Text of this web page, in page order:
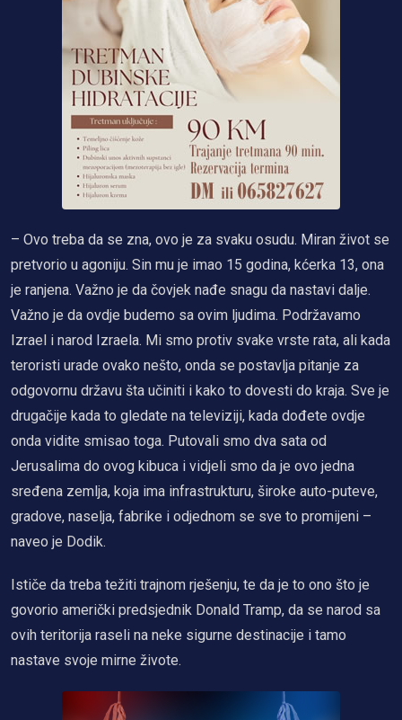
– Ovo treba da se zna, ovo je za svaku osudu. Miran život se
pretvorio u agoniju. Sin mu je imao 15 godina, kćerka 13, ona
je ranjena. Važno je da čovjek nađe snagu da nastavi dalje.
Važno je da ovdje budemo sa ovim ljudima. Podržavamo
Izrael i narod Izraela. Mi smo protiv svake vrste rata, ali kada
teroristi urade ovako nešto, onda se postavlja pitanje za
odgovornu državu šta učiniti i kako to dovesti do kraja. Sve je
drugačije kada to gledate na televiziji, kada dođete ovdje
onda vidite smisao toga. Putovali smo dva sata od
Jerusalima do ovog kibuca i vidjeli smo da je ovo jedna
sređena zemlja, koja ima infrastrukturu, široke auto-puteve,
gradove, naselja, fabrike i odjednom se sve to promijeni –
naveo je Dodik.
Ističe da treba težiti trajnom rješenju, te da je to ono što je
govorio američki predsjednik Donald Tramp, da se narod sa
ovih teritorija raseli na neke sigurne destinacije i tamo
nastave svoje mirne živote.